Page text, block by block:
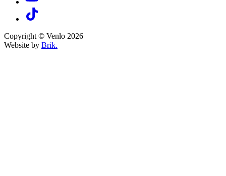
Copyright © Venlo 2026
Website by Brik.